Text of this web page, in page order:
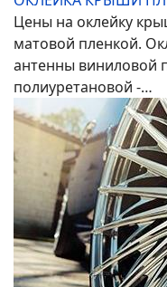
Цены на оклейку
матовой пленкой.
антенны виниловой
полиуретановой -…